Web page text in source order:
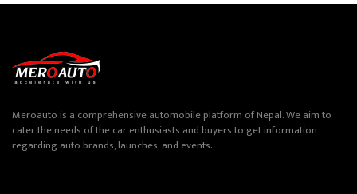
Meroauto is a comprehensive automobile platform of Nepal. We aim to
cater the needs of the car enthusiasts and buyers to get information
regarding auto brands, launches, and events.